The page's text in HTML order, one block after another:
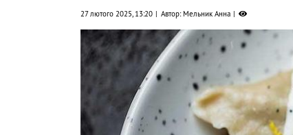
27 лютого 2025, 13:20 Автор: Мельник Анна